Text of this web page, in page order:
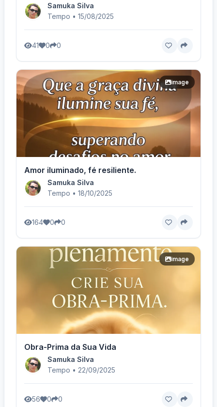
Samuka Silva
Tempo • 15/08/2025
41 0 0
image
Amor iluminado, fé resiliente.
Samuka Silva
Tempo • 18/10/2025
164 0 0
image
Obra-Prima da Sua Vida
Samuka Silva
Tempo • 22/09/2025
56 0 0